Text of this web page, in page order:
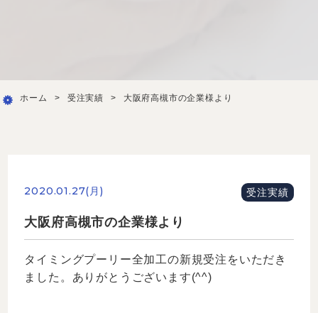
ホーム > 受注実績 > 大阪府高槻市の企業様より
2020.01.27(月) 受注実績
大阪府高槻市の企業様より
タイミングプーリー全加工の新規受注をいただき
ました。ありがとうございます(^^)